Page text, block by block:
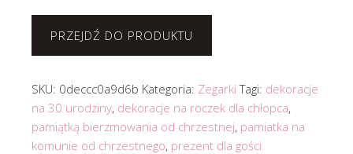
PRZEJDŹ DO PRODUKTU
SKU: 0deccc0a9d6b Kategoria: Zegarki Tagi: dekoracje
na 30 urodziny, dekoracje na roczek dla chłopca,
pamiątką bierzmowania od chrzestnej, pamiatka na
komunie od chrzestnego, prezent dla gości